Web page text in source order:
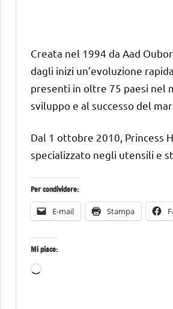
Creata nel 1994 da Aad
dagli inizi un’evoluzione
presenti in oltre 75 paesi nel
sviluppo e al successo del
Dal 1 ottobre 2010, Princess
specializzato negli utensili e
Per condividere:
E-mail Stampa
Mi piace:
Caricamento